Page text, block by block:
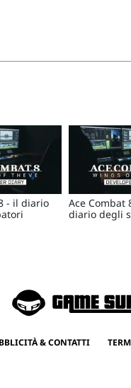
- il diario
Ace Combat
diario degli
& CONTATTI